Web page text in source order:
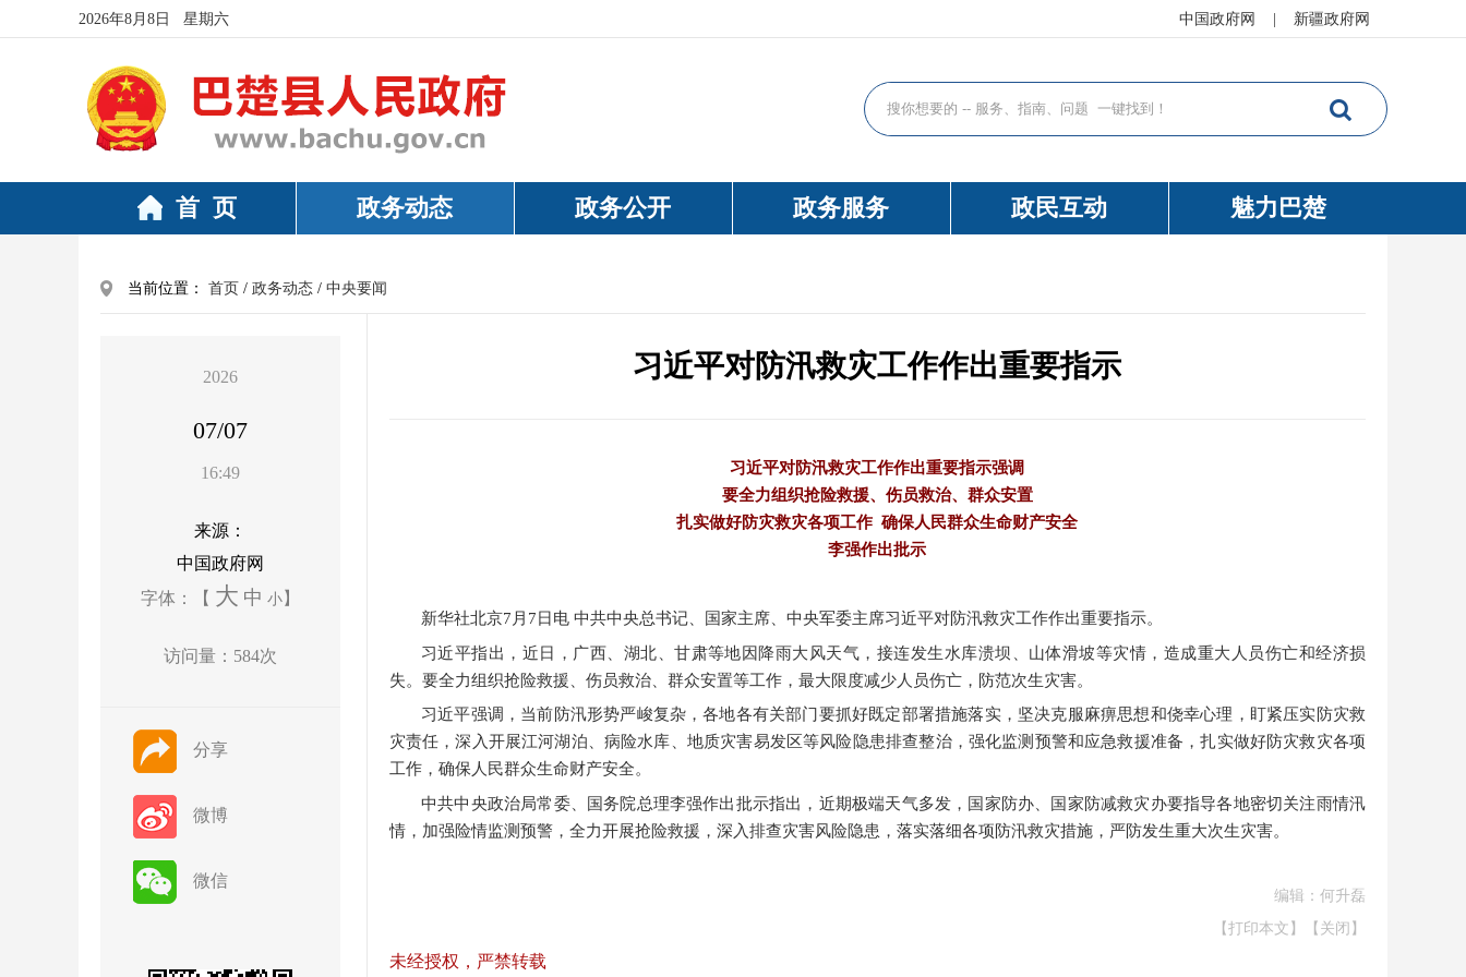
2026年8月8日 星期六 中国政府网 新疆政府网
首 页 政务动态 政务公开 政务服务 政民互动 魅力巴楚
当前位置： 首页 / 政务动态 / 中央要闻
2026
07/07
16:49
来源：
中国政府网
字体：【 大 中 小 】
访问量： 584次
分享
微博
微信
习近平对防汛救灾工作作出重要指示
习近平对防汛救灾工作作出重要指示强调
要全力组织抢险救援、伤员救治、群众安置
扎实做好防灾救灾各项工作 确保人民群众生命财产安全
李强作出批示
新华社北京7月7日电 中共中央总书记、国家主席、中央军委主席习近平对防汛救灾工作作出重要指示。
习近平指出，近日，广西、湖北、甘肃等地因降雨大风天气，接连发生水库溃坝、山体滑坡等灾情，造成重大人员伤亡和经济损
失。要全力组织抢险救援、伤员救治、群众安置等工作，最大限度减少人员伤亡，防范次生灾害。
习近平强调，当前防汛形势严峻复杂，各地各有关部门要抓好既定部署措施落实，坚决克服麻痹思想和侥幸心理，盯紧压实防灾救
灾责任，深入开展江河湖泊、病险水库、地质灾害易发区等风险隐患排查整治，强化监测预警和应急救援准备，扎实做好防灾救灾各项
工作，确保人民群众生命财产安全。
中共中央政治局常委、国务院总理李强作出批示指出，近期极端天气多发，国家防办、国家防减救灾办要指导各地密切关注雨情汛
情，加强险情监测预警，全力开展抢险救援，深入排查灾害风险隐患，落实落细各项防汛救灾措施，严防发生重大次生灾害。
编辑：何升磊
【打印本文】
【关闭】
未经授权，严禁转载